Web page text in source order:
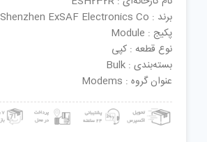
برند : Shenzhen ExSAF Electronics Co
پکیج : Module
نوع قطعه : کپی
بسته‌بندی : Bulk
عنوان گروه : Modems